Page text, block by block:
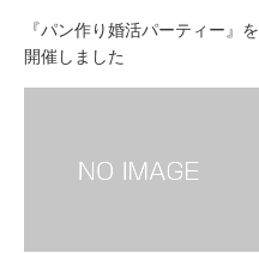
『パン作り婚活パーティー』を
開催しました